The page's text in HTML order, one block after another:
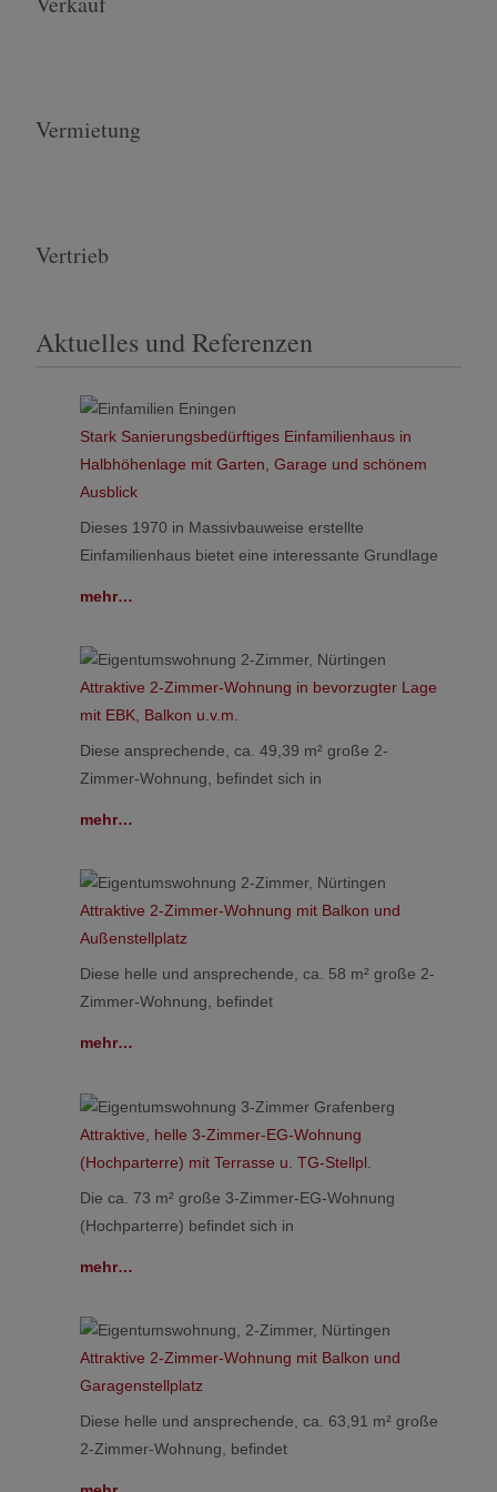
Vermietung
Vertrieb
Aktuelles und Referenzen
Stark Sanierungsbedürftiges Einfamilienhaus in
Halbhöhenlage mit Garten, Garage und schönem
Ausblick
Dieses 1970 in Massivbauweise erstellte
Einfamilienhaus bietet eine interessante Grundlage
mehr…
Attraktive 2-Zimmer-Wohnung in bevorzugter Lage
mit EBK, Balkon u.v.m.
Diese ansprechende, ca. 49,39 m² große 2-
Zimmer-Wohnung, befindet sich in
mehr…
Attraktive 2-Zimmer-Wohnung mit Balkon und
Außenstellplatz
Diese helle und ansprechende, ca. 58 m² große 2-
Zimmer-Wohnung, befindet
mehr…
Attraktive, helle 3-Zimmer-EG-Wohnung
(Hochparterre) mit Terrasse u. TG-Stellpl.
Die ca. 73 m² große 3-Zimmer-EG-Wohnung
(Hochparterre) befindet sich in
mehr…
Attraktive 2-Zimmer-Wohnung mit Balkon und
Garagenstellplatz
Diese helle und ansprechende, ca. 63,91 m² große
2-Zimmer-Wohnung, befindet